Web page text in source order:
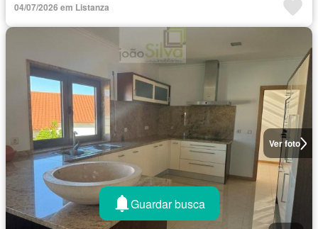
04/07/2026 em Listanza
Ver foto
Guardar busca